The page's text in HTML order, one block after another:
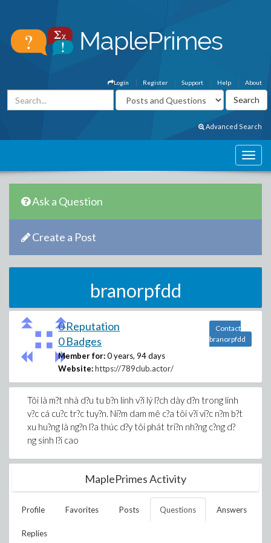
About
Help
Support
Register
Login
Advanced Search
Ask a Question
Create a Post
branorpfdd
0 Reputation
0 Badges
Member for: 0 years, 94 days
Website: https://789club.actor/
Contact
branorpfdd
Tôi là m?t nhà d?u tu b?n linh v?i lý l?ch dày d?n trong linh
v?c cá cu?c tr?c tuy?n. Ni?m dam mê c?a tôi v?i vi?c n?m b?t
xu hu?ng là ng?n l?a thúc d?y tôi phát tri?n nh?ng c?ng d?
ng sinh l?i cao
MaplePrimes Activity
Profile Favorites Posts Questions Answers
Replies